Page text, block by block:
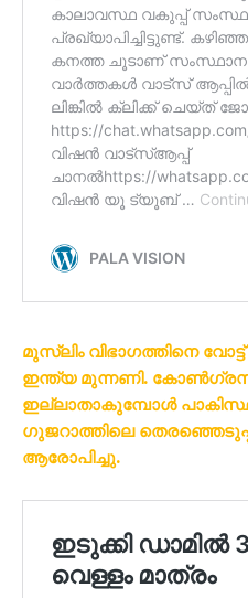
മുസ്ലിം വിഭാഗത്തിനെ
ഇന്ത്യ മുന്നണി.
ഇല്ലാതാകുമ്പോൾ
ഗുജറാത്തിലെ തെരഞ്ഞെടുപ്പ്
ആരോപിച്ചു.